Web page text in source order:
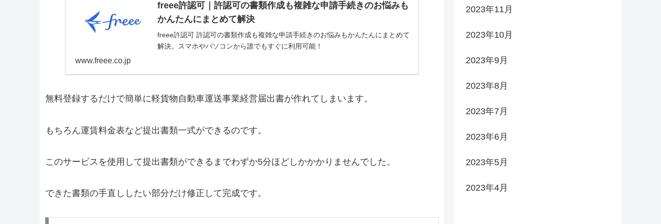
freee許認可｜許認可の書類作成も複雑な申請手続きのお悩みも
かんたんにまとめて解決
freee許認可 許認可の書類作成も複雑な申請手続きのお悩みもかんたんにまとめて
解決。スマホやパソコンから誰でもすぐに利用可能！
www.freee.co.jp
無料登録するだけで簡単に軽貨物自動車運送事業経営届出書が作れてしまいます。
もちろん運賃料金表など提出書類一式ができるのです。
このサービスを使用して提出書類ができるまでわずか5分ほどしかかかりませんでした。
できた書類の手直ししたい部分だけ修正して完成です。
2023年11月
2023年10月
2023年9月
2023年8月
2023年7月
2023年6月
2023年5月
2023年4月